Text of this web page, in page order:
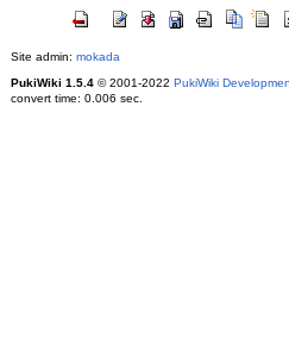
Site admin: mokada
PukiWiki 1.5.4© 2001-2022 PukiWiki
convert time: 0.006 sec.